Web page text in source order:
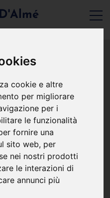
cookie e altre
per migliorare
per i
le funzionalità
fornire una
sito web, per
nei nostri prodotti
le interazioni di
annunci più